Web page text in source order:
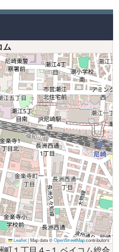
ム
Leaflet|Map data ©OpenStreetMapcontributors
町１丁目４−１ ベイコム総合